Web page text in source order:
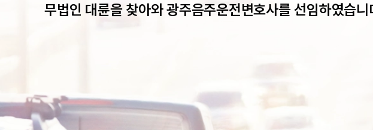
무법인 대륜을 찾아와 광주음주운전변호사를 선임하였습니